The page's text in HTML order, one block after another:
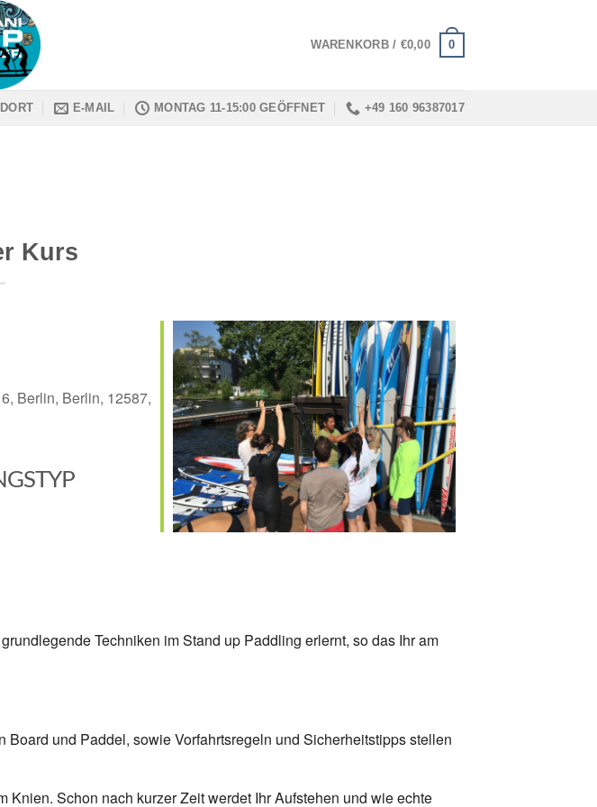
WARENKORB / €0,00 0
E-MAIL MONTAG 11-15:00 GEÖFFNET +49 160 96387017
Kurs
iCalendar Office 365
Berlin, Berlin, 12587,
Techniken im Stand up Paddling erlernt, so das Ihr am
und Paddel, sowie Vorfahrtsregeln und Sicherheitstipps stellen
Schon nach kurzer Zeit werdet Ihr Aufstehen und wie echte